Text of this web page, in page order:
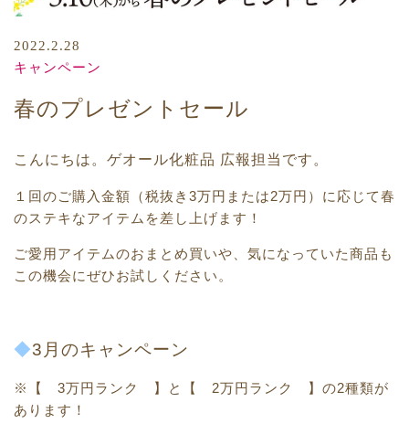
2022.2.28
キャンペーン
春のプレゼントセール
こんにちは。ゲオール化粧品 広報担当です。
１回のご購入金額（税抜き3万円または2万円）に応じて春
のステキなアイテムを差し上げます！
ご愛用アイテムのおまとめ買いや、気になっていた商品も
この機会にぜひお試しください。
◆3 月のキャンペーン
※【 3万円ランク 】と【 2万円ランク 】の2種類が
あります！